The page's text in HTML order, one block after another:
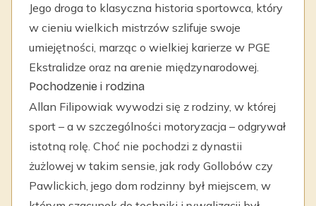
Jego droga to klasyczna historia sportowca, który
w cieniu wielkich mistrzów szlifuje swoje
umiejętności, marząc o wielkiej karierze w PGE
Ekstralidze oraz na arenie międzynarodowej.
Pochodzenie i rodzina
Allan Filipowiak wywodzi się z rodziny, w której
sport – a w szczególności motoryzacja – odgrywał
istotną rolę. Choć nie pochodzi z dynastii
żużlowej w takim sensie, jak rody Gollobów czy
Pawlickich, jego dom rodzinny był miejscem, w